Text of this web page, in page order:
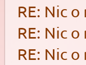
RE: Nic o
RE: Nic o
RE: Nic o